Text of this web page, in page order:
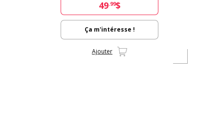
49.99$
Ça m'intéresse !
Ajouter